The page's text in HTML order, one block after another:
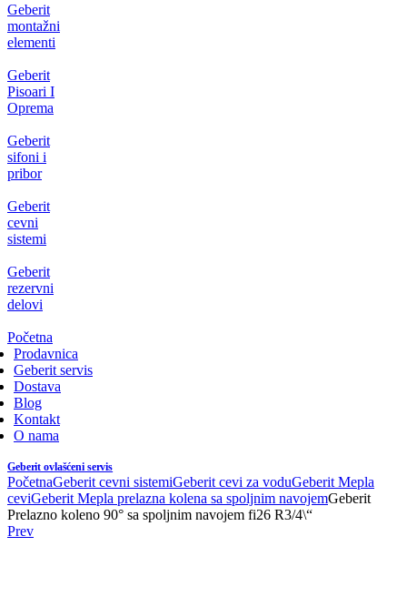
Geberit
montažni
elementi
Geberit
Pisoari I
Oprema
Geberit
sifoni i
pribor
Geberit
cevni
sistemi
Geberit
rezervni
delovi
Početna
Prodavnica
Geberit servis
Dostava
Blog
Kontakt
O nama
Geberit ovlašćeni servis
PočetnaGeberit cevni sistemiGeberit cevi za voduGeberit Mepla
ceviGeberit Mepla prelazna kolena sa spoljnim navojemGeberit
Prelazno koleno 90° sa spoljnim navojem fi26 R3/4\“
Prev